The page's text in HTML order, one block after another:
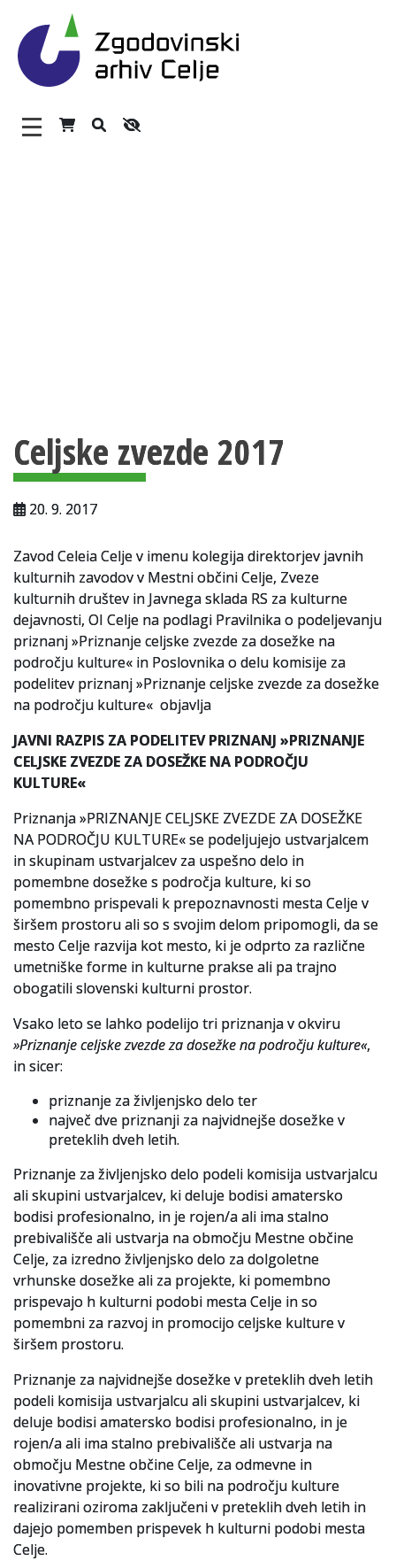
Zgodovinski arhiv Celje –
Glavni meni
Vloga za upravne namene
Vloga za čitalnico
VAČ – VIRTUALNA ARHIVSKA ČITALNICA
Za ustvarjalce
Strokovna usposabljanja za uslužbence
Gradivo
Register ustvarjalcev
Arhivske škatle
Projekti
Slovenski elektronski arhiv
Anonimka
Virtualni.ZAC
Publikacije
Celjske zvezde 2017
20. 9. 2017
Zavod Celeia Celje v imenu kolegija direktorjev javnih
kulturnih zavodov v Mestni občini Celje, Zveze
kulturnih društev in Javnega sklada RS za kulturne
dejavnosti, OI Celje na podlagi Pravilnika o podeljevanju
priznanj »Priznanje celjske zvezde za dosežke na
področju kulture« in Poslovnika o delu komisije za
podelitev priznanj »Priznanje celjske zvezde za dosežke
na področju kulture« objavlja
JAVNI RAZPIS ZA PODELITEV PRIZNANJ »PRIZNANJE
CELJSKE ZVEZDE ZA DOSEŽKE NA PODROČJU
KULTURE«
Priznanja »PRIZNANJE CELJSKE ZVEZDE ZA DOSEŽKE
NA PODROČJU KULTURE« se podeljujejo ustvarjalcem
in skupinam ustvarjalcev za uspešno delo in
pomembne dosežke s področja kulture, ki so
pomembno prispevali k prepoznavnosti mesta Celje v
širšem prostoru ali so s svojim delom pripomogli, da se
mesto Celje razvija kot mesto, ki je odprto za različne
umetniške forme in kulturne prakse ali pa trajno
obogatili slovenski kulturni prostor.
Vsako leto se lahko podelijo tri priznanja v okviru
»Priznanje celjske zvezde za dosežke na področju kulture«,
in sicer:
priznanje za življenjsko delo ter
največ dve priznanji za najvidnejše dosežke v
preteklih dveh letih.
Priznanje za življenjsko delo podeli komisija ustvarjalcu
ali skupini ustvarjalcev, ki deluje bodisi amatersko
bodisi profesionalno, in je rojen/a ali ima stalno
prebivališče ali ustvarja na območju Mestne občine
Celje, za izredno življenjsko delo za dolgoletne
vrhunske dosežke ali za projekte, ki pomembno
prispevajo h kulturni podobi mesta Celje in so
pomembni za razvoj in promocijo celjske kulture v
širšem prostoru.
Priznanje za najvidnejše dosežke v preteklih dveh letih
podeli komisija ustvarjalcu ali skupini ustvarjalcev, ki
deluje bodisi amatersko bodisi profesionalno, in je
rojen/a ali ima stalno prebivališče ali ustvarja na
območju Mestne občine Celje, za odmevne in
inovativne projekte, ki so bili na področju kulture
realizirani oziroma zaključeni v preteklih dveh letih in
dajejo pomemben prispevek h kulturni podobi mesta
Celje.